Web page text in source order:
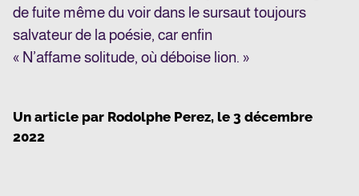
de fuite même du voir dans le sursaut toujours
salvateur de la poésie, car enfin
« N’affame solitude, où déboise lion. »
Un article par Rodolphe Perez, le 3 décembre
2022